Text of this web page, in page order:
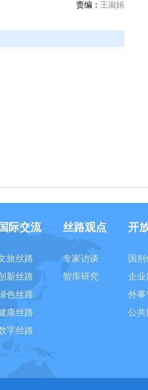
责编： 王淑娟
国际交流
旅丝路
新丝路
色丝路
康丝路
字丝路
丝路观点
专家访谈
智库研究
开
国
企业
外事
公共